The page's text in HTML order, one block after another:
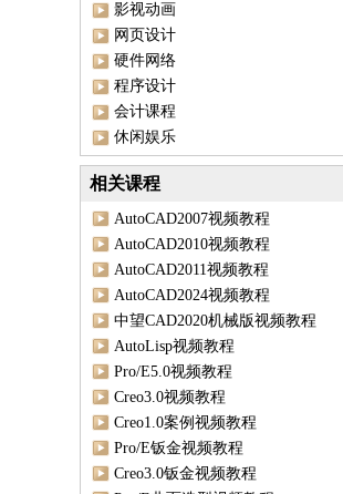
影视动画
网页设计
硬件网络
程序设计
会计课程
休闲娱乐
相关课程
AutoCAD2007视频教程
AutoCAD2010视频教程
AutoCAD2011视频教程
AutoCAD2024视频教程
中望CAD2020机械版视频教程
AutoLisp视频教程
Pro/E5.0视频教程
Creo3.0视频教程
Creo1.0案例视频教程
Pro/E钣金视频教程
Creo3.0钣金视频教程